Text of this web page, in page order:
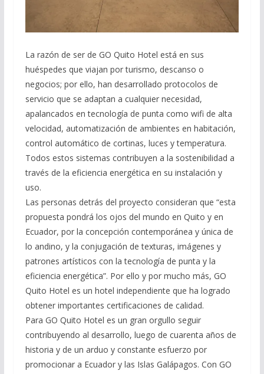
La razón de ser de GO Quito Hotel está en sus
huéspedes que viajan por turismo, descanso o
negocios; por ello, han desarrollado protocolos de
servicio que se adaptan a cualquier necesidad,
apalancados en tecnología de punta como wifi de alta
velocidad, automatización de ambientes en habitación,
control automático de cortinas, luces y temperatura.
Todos estos sistemas contribuyen a la sostenibilidad a
través de la eficiencia energética en su instalación y
uso.
Las personas detrás del proyecto consideran que “esta
propuesta pondrá los ojos del mundo en Quito y en
Ecuador, por la concepción contemporánea y única de
lo andino, y la conjugación de texturas, imágenes y
patrones artísticos con la tecnología de punta y la
eficiencia energética”. Por ello y por mucho más, GO
Quito Hotel es un hotel independiente que ha logrado
obtener importantes certificaciones de calidad.
Para GO Quito Hotel es un gran orgullo seguir
contribuyendo al desarrollo, luego de cuarenta años de
historia y de un arduo y constante esfuerzo por
promocionar a Ecuador y las Islas Galápagos. Con GO